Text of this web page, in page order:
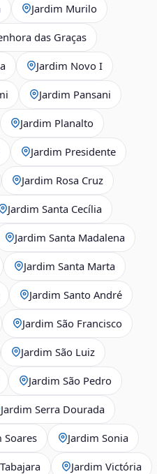
Jardim Murilo
das Graças
Jardim Novo I
Jardim Pansani
Jardim Planalto
Jardim Presidente
Jardim Rosa Cruz
Jardim Santa Cecília
Jardim Santa Madalena
Jardim Santa Marta
Jardim Santo André
Jardim São Francisco
Jardim São Luiz
Jardim São Pedro
Jardim Serra Dourada
Soares Jardim Sonia
Jardim Victória